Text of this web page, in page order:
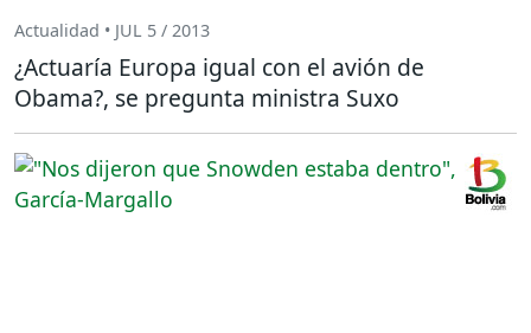
Actualidad • JUL 5 / 2013
¿Actuaría Europa igual con el avión de
Obama?, se pregunta ministra Suxo